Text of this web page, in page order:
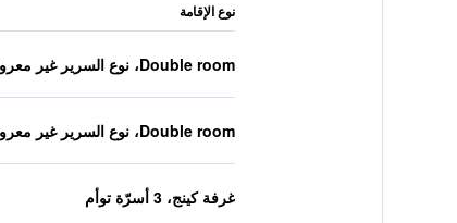
نوع الإقامة
Double room، نوع السرير غير معروف
Double room، نوع السرير غير معروف
غرفة كينج، 3 أسرّة توأم